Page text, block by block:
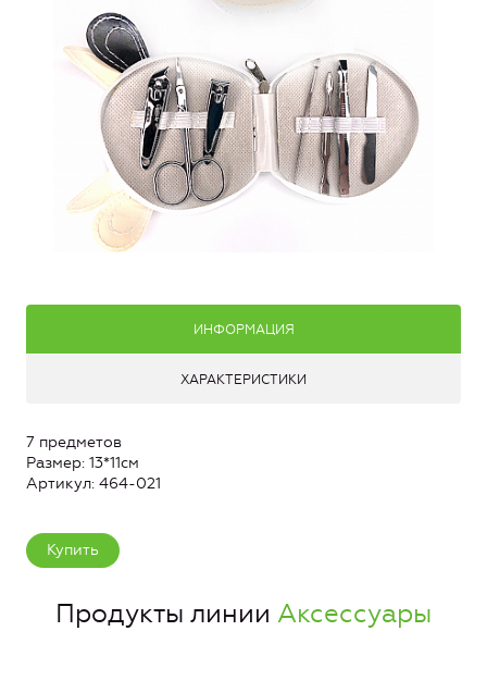
ИНФОРМАЦИЯ
ХАРАКТЕРИСТИКИ
7 предметов
Размер: 13*11см
Артикул: 464-021
Купить
Продукты линии Аксессуары